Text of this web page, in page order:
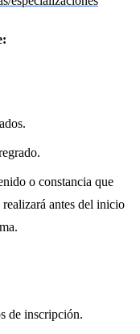
o constancia que
antes del inicio
de inscripción.